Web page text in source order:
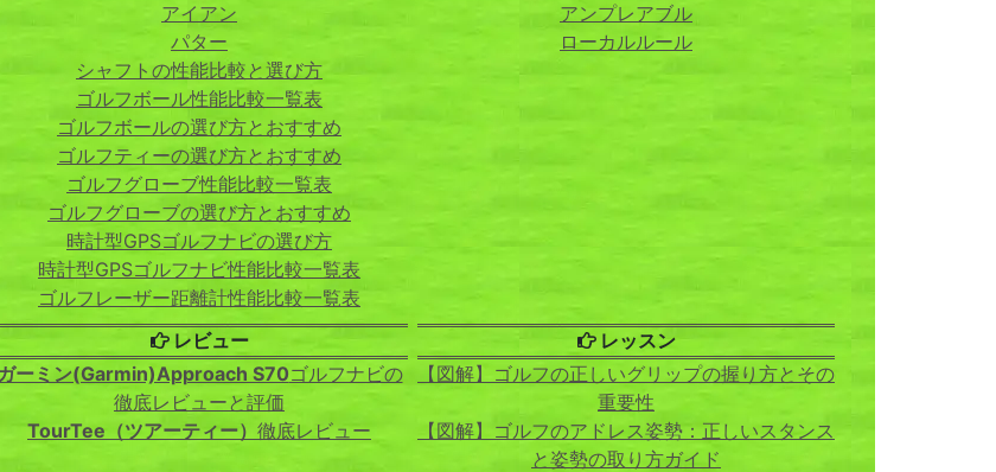
アイアン
パター
シャフトの性能比較と選び方
ゴルフボール性能比較一覧表
ゴルフボールの選び方とおすすめ
ゴルフティーの選び方とおすすめ
ゴルフグローブ性能比較一覧表
ゴルフグローブの選び方とおすすめ
時計型GPSゴルフナビの選び方
時計型GPSゴルフナビ性能比較一覧表
ゴルフレーザー距離計性能比較一覧表
アンプレアブル
ローカルルール
レビュー
ーミン(Garmin)Approach S70ゴルフナビの
徹底レビューと評価
TourTee（ツアーティー） 徹底レビュー
レッスン
【図解】ゴルフの正しいグリップの握り方とその
重要性
【図解】ゴルフのアドレス姿勢：正しいスタンス
と姿勢の取り方ガイド